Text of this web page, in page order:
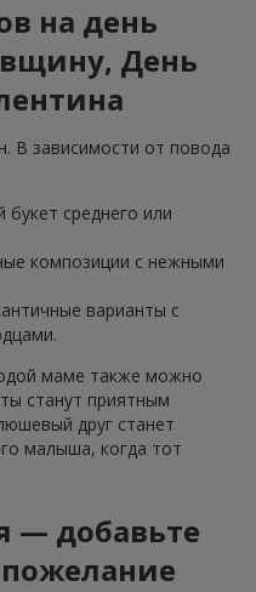
на день
День
В зависимости от повода
букет среднего или
композиции с нежными
варианты с
маме также можно
станут приятным
друг станет
малыша, когда тот
— добавьте